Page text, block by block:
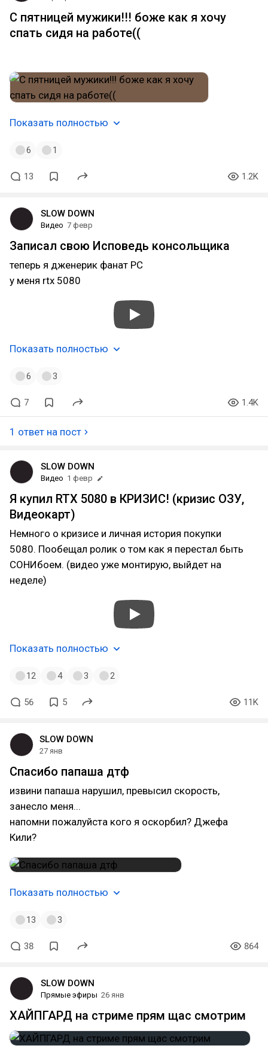
С пятницей мужики!!! боже как я хочу
спать сидя на работе((
Показать полностью
6 1
13 1.2K
SLOW DOWN
Видео 7 февр
Записал свою Исповедь консольщика
теперь я дженерик фанат PC
у меня rtx 5080
Показать полностью
6 3
7 1.4K
1 ответ на пост
SLOW DOWN
Видео 1 февр
Я купил RTX 5080 в КРИЗИС! (кризис ОЗУ,
Видеокарт)
Немного о кризисе и личная история покупки
5080. Пообещал ролик о том как я перестал быть
СОНИбоем. (видео уже монтирую, выйдет на
неделе)
Показать полностью
12 4 3 2
56 5 11K
SLOW DOWN
27 янв
Спасибо папаша дтф
извини папаша нарушил, превысил скорость,
занесло меня...
напомни пожалуйста кого я оскорбил? Джефа
Кили?
Показать полностью
13 3
38 864
SLOW DOWN
Прямые эфиры 26 янв
ХАЙПГАРД на стриме прям щас смотрим